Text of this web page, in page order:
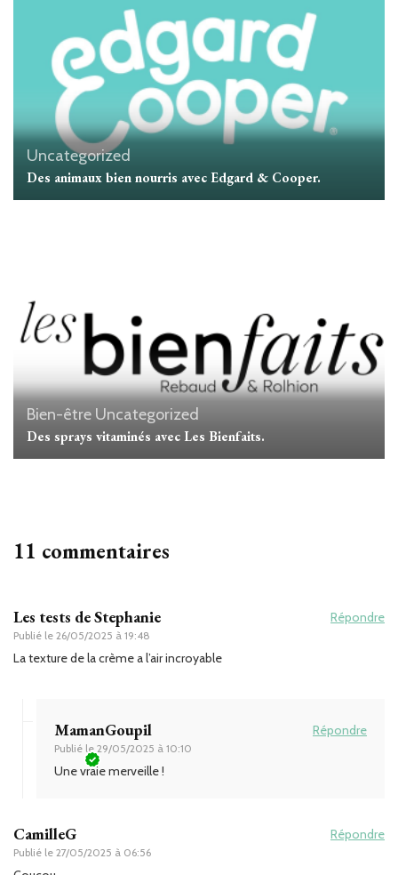
Uncategorized
Des animaux bien nourris avec Edgard & Cooper.
Bien-être Uncategorized
Des sprays vitaminés avec Les Bienfaits.
11 commentaires
Les tests de Stephanie
Publié le 26/05/2025 à 19:48
Répondre
La texture de la crème a l’air incroyable
MamanGoupil
Publié le 29/05/2025 à 10:10
Répondre
Une vraie merveille !
CamilleG
Publié le 27/05/2025 à 06:56
Répondre